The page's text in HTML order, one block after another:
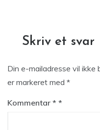
Skriv et svar
Din e-mailadresse vil ikke
er markeret med *
Kommentar *